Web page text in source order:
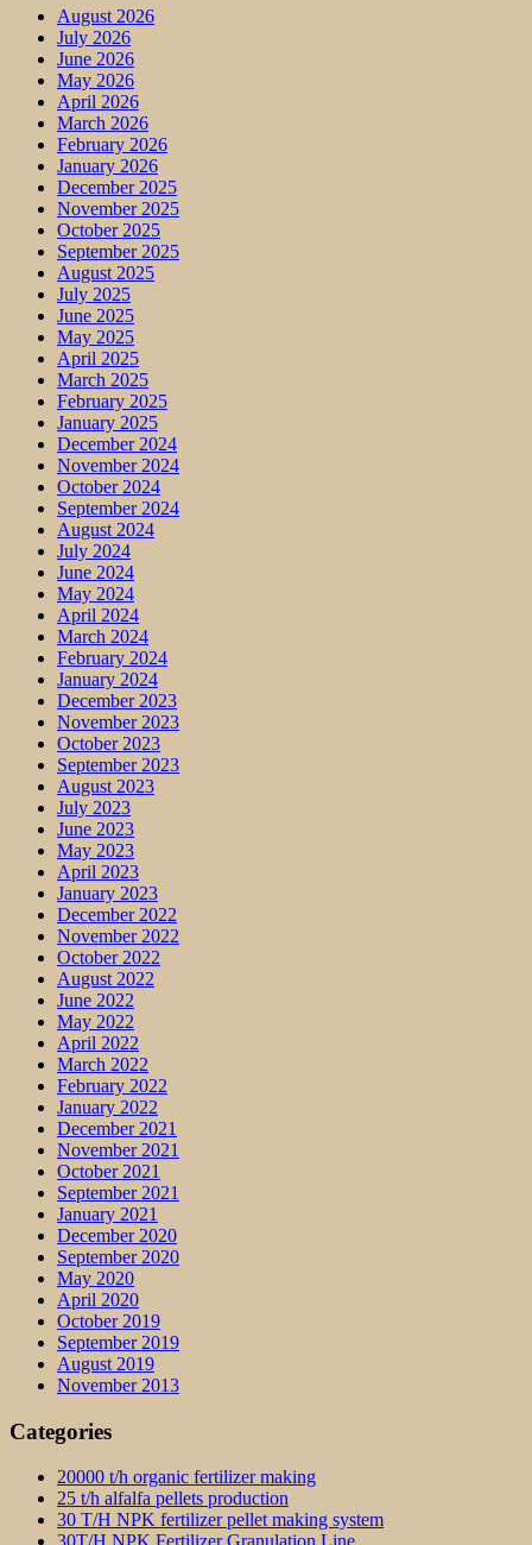
August 2026
July 2026
June 2026
May 2026
April 2026
March 2026
February 2026
January 2026
December 2025
November 2025
October 2025
September 2025
August 2025
July 2025
June 2025
May 2025
April 2025
March 2025
February 2025
January 2025
December 2024
November 2024
October 2024
September 2024
August 2024
July 2024
June 2024
May 2024
April 2024
March 2024
February 2024
January 2024
December 2023
November 2023
October 2023
September 2023
August 2023
July 2023
June 2023
May 2023
April 2023
January 2023
December 2022
November 2022
October 2022
August 2022
June 2022
May 2022
April 2022
March 2022
February 2022
January 2022
December 2021
November 2021
October 2021
September 2021
January 2021
December 2020
September 2020
May 2020
April 2020
October 2019
September 2019
August 2019
November 2013
Categories
20000 t/h organic fertilizer making
25 t/h alfalfa pellets production
30 T/H NPK fertilizer pellet making system